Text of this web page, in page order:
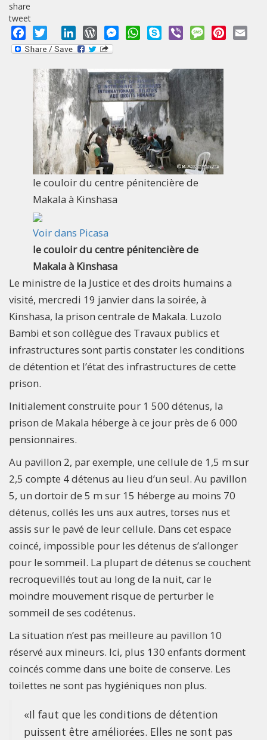
share
tweet
Facebook
Twitter LinkedInWordPressMessengerWhatsApp
Skype Viber MessagePinterest
le couloir du centre pénitencière de
Makala à Kinshasa
Voir dans Picasa
le couloir du centre pénitencière de
Makala à Kinshasa
Le ministre de la Justice et des droits humains a
visité, mercredi 19 janvier dans la soirée, à
Kinshasa, la prison centrale de Makala. Luzolo
Bambi et son collègue des Travaux publics et
infrastructures sont partis constater les conditions
de détention et l’état des infrastructures de cette
prison.
Initialement construite pour 1 500 détenus, la
prison de Makala héberge à ce jour près de 6 000
pensionnaires.
Au pavillon 2, par exemple, une cellule de 1,5 m sur
2,5 compte 4 détenus au lieu d’un seul. Au pavillon
5, un dortoir de 5 m sur 15 héberge au moins 70
détenus, collés les uns aux autres, torses nus et
assis sur le pavé de leur cellule. Dans cet espace
coincé, impossible pour les détenus de s’allonger
pour le sommeil. La plupart de détenus se couchent
recroquevillés tout au long de la nuit, car le
moindre mouvement risque de perturber le
sommeil de ses codétenus.
La situation n’est pas meilleure au pavillon 10
réservé aux mineurs. Ici, plus 130 enfants dorment
coincés comme dans une boite de conserve. Les
toilettes ne sont pas hygiéniques non plus.
«Il faut que les conditions de détention
puissent être améliorées. Elles ne sont pas